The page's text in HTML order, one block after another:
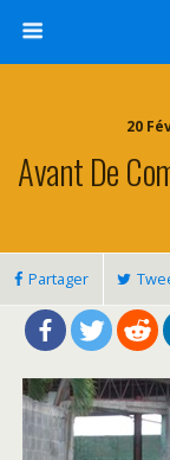
20
Avant De
Partager